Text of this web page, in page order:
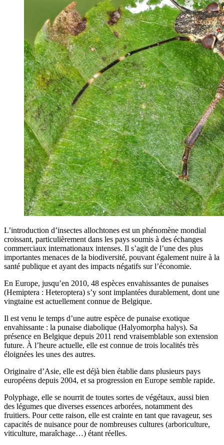
L’introduction d’insectes allochtones est un phénomène mondial
croissant, particulièrement dans les pays soumis à des échanges
commerciaux internationaux intenses. Il s’agit de l’une des plus
importantes menaces de la biodiversité, pouvant également nuire à la
santé publique et ayant des impacts négatifs sur l’économie.
En Europe, jusqu’en 2010, 48 espèces envahissantes de punaises
(Hemiptera : Heteroptera) s’y sont implantées durablement, dont une
vingtaine est actuellement connue de Belgique.
Il est venu le temps d’une autre espèce de punaise exotique
envahissante : la punaise diabolique (Halyomorpha halys). Sa
présence en Belgique depuis 2011 rend vraisemblable son extension
future. À l’heure actuelle, elle est connue de trois localités très
éloignées les unes des autres.
Originaire d’Asie, elle est déjà bien établie dans plusieurs pays
européens depuis 2004, et sa progression en Europe semble rapide.
Polyphage, elle se nourrit de toutes sortes de végétaux, aussi bien
des légumes que diverses essences arborées, notamment des
fruitiers. Pour cette raison, elle est crainte en tant que ravageur, ses
capacités de nuisance pour de nombreuses cultures (arboriculture,
viticulture, maraîchage…) étant réelles.